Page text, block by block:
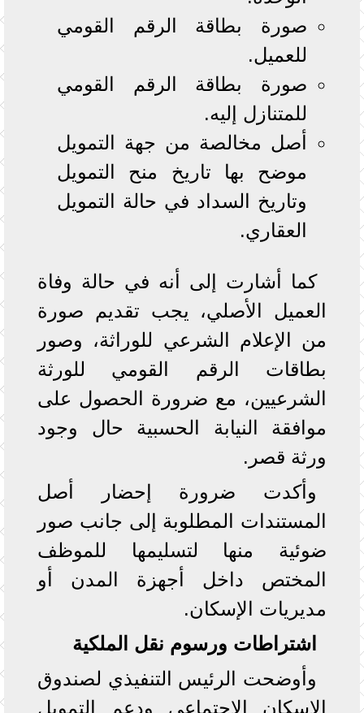
صورة بطاقة الرقم القومي
للعميل.
صورة بطاقة الرقم القومي
للمتنازل إليه.
أصل مخالصة من جهة التمويل
موضح بها تاريخ منح التمويل
وتاريخ السداد في حالة التمويل
العقاري.
كما أشارت إلى أنه في حالة وفاة
العميل الأصلي، يجب تقديم صورة
من الإعلام الشرعي للوراثة، وصور
بطاقات الرقم القومي للورثة
الشرعيين، مع ضرورة الحصول على
موافقة النيابة الحسبية حال وجود
ورثة قصر.
وأكدت ضرورة إحضار أصل
المستندات المطلوبة إلى جانب صور
ضوئية منها لتسليمها للموظف
المختص داخل أجهزة المدن أو
مديريات الإسكان.
اشتراطات ورسوم نقل الملكية
وأوضحت الرئيس التنفيذي لصندوق
الإسكان الاجتماعي ودعم التمويل